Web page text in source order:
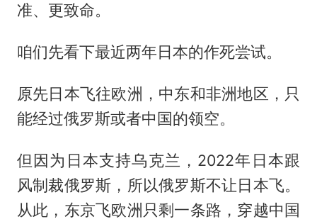
准、更致命。
咱们先看下最近两年日本的作死尝试。
原先日本飞往欧洲，中东和非洲地区，只
能经过俄罗斯或者中国的领空。
但因为日本支持乌克兰，2022年日本跟
风制裁俄罗斯，所以俄罗斯不让日本飞。
从此，东京飞欧洲只剩一条路，穿越中国